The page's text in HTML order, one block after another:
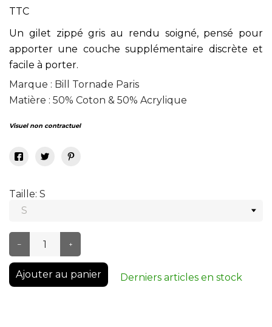
TTC
Un gilet zippé gris au rendu soigné, pensé pour
apporter une couche supplémentaire discrète et
facile à porter.
Marque : Bill Tornade Paris
Matière : 50% Coton & 50% Acrylique
Visuel non contractuel
Taille: S
– +
Ajouter au panier Derniers articles en stock